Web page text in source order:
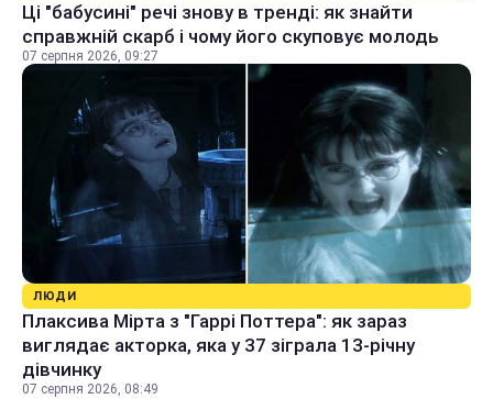
Ці "бабусині" речі знову в тренді: як знайти
справжній скарб і чому його скуповує молодь
07 серпня 2026, 09:27
ЛЮДИ
Плаксива Мірта з "Гаррі Поттера": як зараз
виглядає акторка, яка у 37 зіграла 13-річну
дівчинку
07 серпня 2026, 08:49